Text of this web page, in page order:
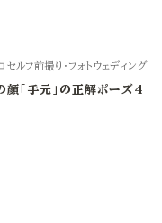
セルフ前撮り・フォトウェディング
「手元」の正解ポーズ4